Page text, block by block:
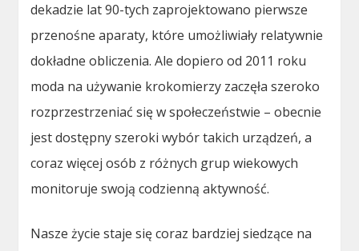
dekadzie lat 90-tych zaprojektowano pierwsze
przenośne aparaty, które umożliwiały relatywnie
dokładne obliczenia. Ale dopiero od 2011 roku
moda na używanie krokomierzy zaczęła szeroko
rozprzestrzeniać się w społeczeństwie – obecnie
jest dostępny szeroki wybór takich urządzeń, a
coraz więcej osób z różnych grup wiekowych
monitoruje swoją codzienną aktywność.
Nasze życie staje się coraz bardziej siedzące na